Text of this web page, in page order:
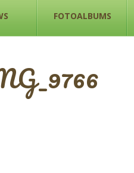
FOTOALBUMS